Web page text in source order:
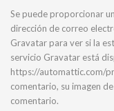
Se puede proporcionar
dirección de correo
Gravatar para ver si la
servicio Gravatar está
https://automattic.com/
comentario, su imagen
comentario.